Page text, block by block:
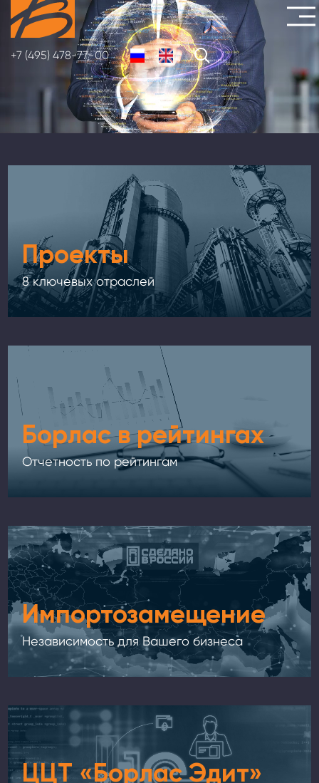
Перейти
к
основному
содержанию
+7 (495) 478-77-00
Проекты
8 ключевых отраслей
Борлас в рейтингах
Отчетность по рейтингам
Импортозамещение
Независимость для Вашего бизнеса
ЦЦТ «Борлас Эдит»